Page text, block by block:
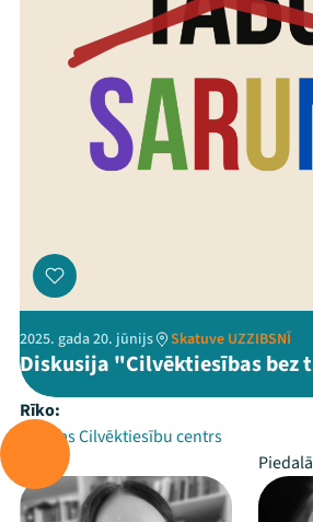
2025. gada 20. jūnijs Skatuve UZZIBSNĪ
Diskusija "Cilvēktiesības bez
Rīko:
Latvijas Cilvēktiesību centrs